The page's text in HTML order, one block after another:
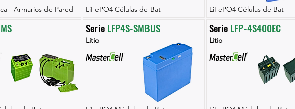
- Armarios de Pared LiFePO4 Células de Bat
Serie LFP4S-SMBUS
Litio
LiFePO4 Células de Bat
Serie LFP-4S400EC
Litio